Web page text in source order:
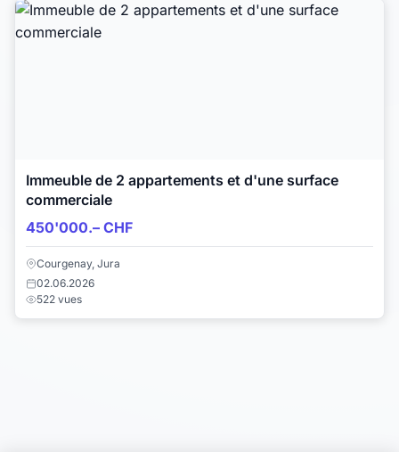
Immeuble de 2 appartements et d'une surface
commerciale
450'000.– CHF
Courgenay, Jura
02.06.2026
522 vues